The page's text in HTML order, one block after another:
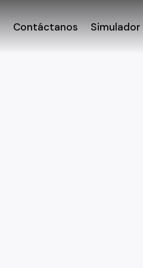
Contáctanos Simulador